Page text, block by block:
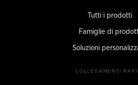
Tutti i prodotti
Famiglie di
Soluzioni
COLLEGAMENTI